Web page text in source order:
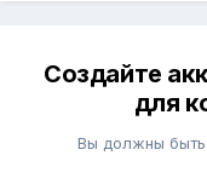
Создайте
для
Вы должны быть